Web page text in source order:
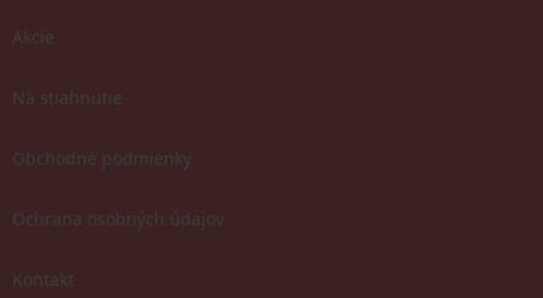
Akcie
Na stiahnutie
Obchodné podmienky
Ochrana osobných údajov
Kontakt